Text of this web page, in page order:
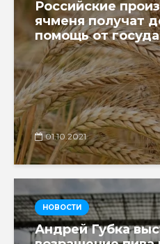
Российские
ячменя получат
помощь от
01.10.2021
НОВОСТИ
Андрей Губка